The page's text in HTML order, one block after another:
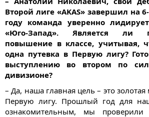
Второй лиге «AKAS» завершил на
году команда уверенно
«Юго-Запад». Является ли
повышение в классе, учитывая,
одна путевка в Первую лигу?
выступлению во втором по
дивизионе?
– Да, наша главная цель – это
Первую лигу. Прошлый год для
ознакомительным, мы